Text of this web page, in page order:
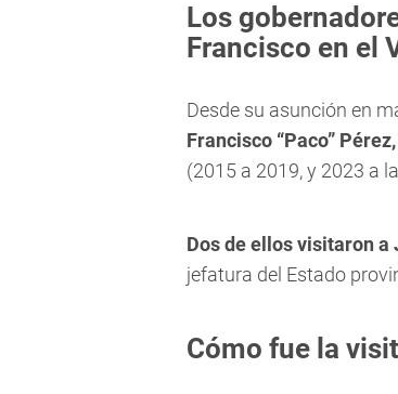
Los
Francisco en el
Desde su asunción en
Francisco “Paco”
(2015 a 2019, y 2023 a
Dos de ellos visitaron a
jefatura del Estado
Cómo fue la